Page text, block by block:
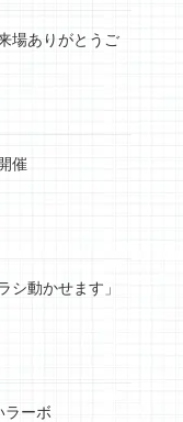
場ありがとうご
催
シ動かせます」
ラーボ